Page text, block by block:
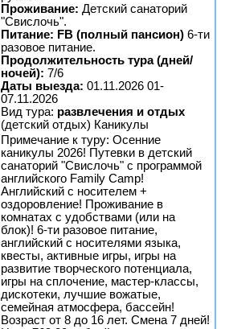
Проживание: Детский санаторий
"Свислочь".
Питание: FB (полный пансион) 6-ти
разовое питание.
Продолжительность тура (дней/
ночей): 7/6
Даты выезда: 01.11.2026 01-
07.11.2026
Вид тура: развлечения и отдых
(детский отдых) Каникулы
Примечание к туру: Осенние
каникулы 2026! Путевки в детский
санаторий "Свислочь" с программой
английского Family Camp!
Английский с носителем +
оздоровление! Проживание в
комнатах с удобствами (или на
блок)! 6-ти разовое питание,
английский с носителями языка,
квесты, активные игры, игры на
развитие творческого потенциала,
игры на сплочение, мастер-классы,
дискотеки, лучшие вожатые,
семейная атмосфера, бассейн!
Возраст от 8 до 16 лет. Смена 7 дней!